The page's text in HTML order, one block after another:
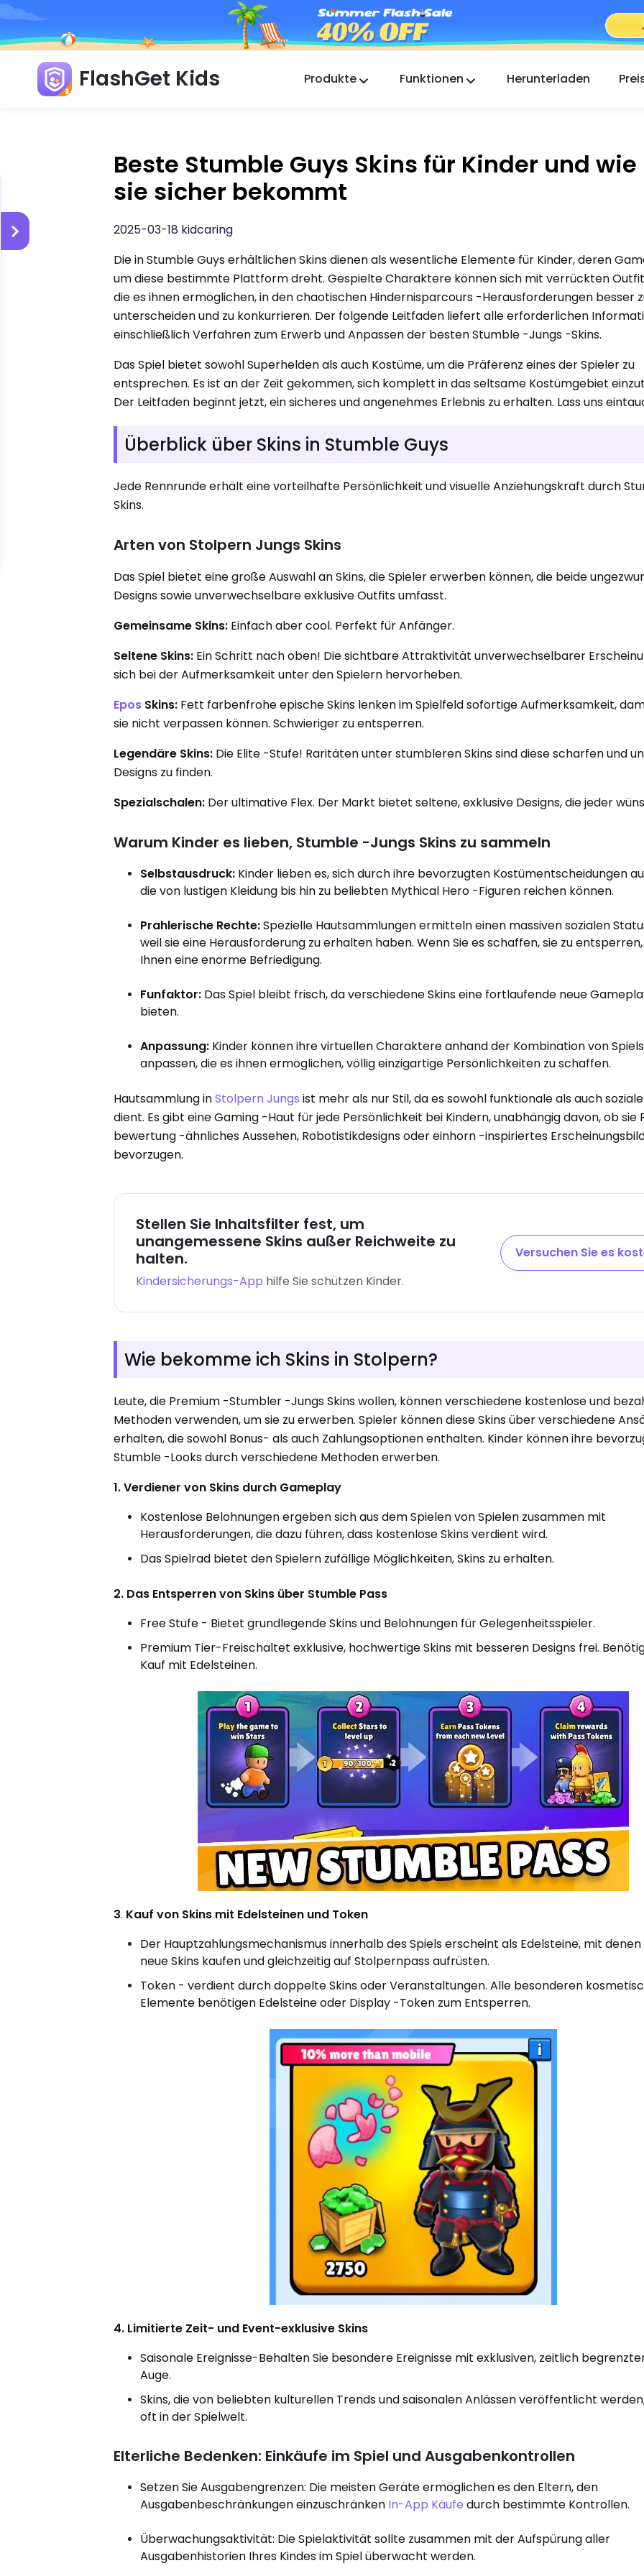
FlashGet Kids Produkte
FlashGet Finder
Funktionen Herunterladen
Beste Stumble Guys Skins für Kinder und
sie sicher bekommt
2025-03-18 kidcaring
Die in Stumble Guys erhältlichen Skins dienen als wesentliche Elemente für Kinder, deren
um diese bestimmte Plattform dreht. Gespielte Charaktere können sich mit verrückten
die es ihnen ermöglichen, in den chaotischen Hindernisparcours -Herausforderungen besser
unterscheiden und zu konkurrieren. Der folgende Leitfaden liefert alle erforderlichen
einschließlich Verfahren zum Erwerb und Anpassen der besten Stumble -Jungs -Skins.
Das Spiel bietet sowohl Superhelden als auch Kostüme, um die Präferenz eines der Spieler zu
entsprechen. Es ist an der Zeit gekommen, sich komplett in das seltsame Kostümgebiet
Der Leitfaden beginnt jetzt, ein sicheres und angenehmes Erlebnis zu erhalten. Lass uns
Überblick über Skins in Stumble Guys
Jede Rennrunde erhält eine vorteilhafte Persönlichkeit und visuelle Anziehungskraft durch
Skins.
Arten von Stolpern Jungs Skins
Das Spiel bietet eine große Auswahl an Skins, die Spieler erwerben können, die beide
Designs sowie unverwechselbare exklusive Outfits umfasst.
Gemeinsame Skins: Einfach aber cool. Perfekt für Anfänger.
Seltene Skins: Ein Schritt nach oben! Die sichtbare Attraktivität unverwechselbarer
sich bei der Aufmerksamkeit unter den Spielern hervorheben.
Epos Skins: Fett farbenfrohe epische Skins lenken im Spielfeld sofortige Aufmerksamkeit,
sie nicht verpassen können. Schwieriger zu entsperren.
Legendäre Skins: Die Elite -Stufe! Raritäten unter stumbleren Skins sind diese scharfen und
Designs zu finden.
Spezialschalen: Der ultimative Flex. Der Markt bietet seltene, exklusive Designs, die jeder
Warum Kinder es lieben, Stumble -Jungs Skins zu sammeln
Selbstausdruck: Kinder lieben es, sich durch ihre bevorzugten Kostümentscheidungen
die von lustigen Kleidung bis hin zu beliebten Mythical Hero -Figuren reichen können.
Prahlerische Rechte:Spezielle Hautsammlungen ermitteln einen massiven sozialen
weil sie eine Herausforderung zu erhalten haben. Wenn Sie es schaffen, sie zu
Ihnen eine enorme Befriedigung.
Funfaktor: Das Spiel bleibt frisch, da verschiedene Skins eine fortlaufende neue
bieten.
Anpassung: Kinder können ihre virtuellen Charaktere anhand der Kombination von
anpassen, die es ihnen ermöglichen, völlig einzigartige Persönlichkeiten zu schaffen.
Hautsammlung inStolpern Jungs ist mehr als nur Stil, da es sowohl funktionale als auch
dient. Es gibt eine Gaming -Haut für jede Persönlichkeit bei Kindern, unabhängig davon, ob sie
bewertung -ähnliches Aussehen, Robotistikdesigns oder einhorn -inspiriertes
bevorzugen.
Stellen Sie Inhaltsfilter fest, um
unangemessene Skins außer Reichweite zu
halten.
Kindersicherungs-App hilfe Sie schützen Kinder.
Versuchen Sie es
Wie bekomme ich Skins in Stolpern?
Leute, die Premium -Stumbler -Jungs Skins wollen, können verschiedene kostenlose und
Methoden verwenden, um sie zu erwerben. Spieler können diese Skins über verschiedene
erhalten, die sowohl Bonus- als auch Zahlungsoptionen enthalten. Kinder können ihre
Stumble -Looks durch verschiedene Methoden erwerben.
1. Verdiener von Skins durch Gameplay
Kostenlose Belohnungen ergeben sich aus dem Spielen von Spielen zusammen mit
Herausforderungen, die dazu führen, dass kostenlose Skins verdient wird.
Das Spielrad bietet den Spielern zufällige Möglichkeiten, Skins zu erhalten.
2. Das Entsperren von Skins über Stumble Pass
Free Stufe - Bietet grundlegende Skins und Belohnungen für Gelegenheitsspieler.
Premium Tier-Freischaltet exklusive, hochwertige Skins mit besseren Designs frei.
Kauf mit Edelsteinen.
3. Kauf von Skins mit Edelsteinen und Token
Der Hauptzahlungsmechanismus innerhalb des Spiels erscheint als Edelsteine, mit denen
neue Skins kaufen und gleichzeitig auf Stolpernpass aufrüsten.
Token - verdient durch doppelte Skins oder Veranstaltungen. Alle besonderen
Elemente benötigen Edelsteine ​​oder Display -Token zum Entsperren.
4. Limitierte Zeit- und Event-exklusive Skins
Saisonale Ereignisse-Behalten Sie besondere Ereignisse mit exklusiven, zeitlich
Auge.
Skins, die von beliebten kulturellen Trends und saisonalen Anlässen veröffentlicht
oft in der Spielwelt.
Elterliche Bedenken: Einkäufe im Spiel und Ausgabenkontrollen
Setzen Sie Ausgabengrenzen: Die meisten Geräte ermöglichen es den Eltern, den
Ausgabenbeschränkungen einzuschränken In-App Käufe durch bestimmte Kontrollen.
Überwachungsaktivität: Die Spielaktivität sollte zusammen mit der Aufspürung aller
Ausgabenhistorien Ihres Kindes im Spiel überwacht werden.